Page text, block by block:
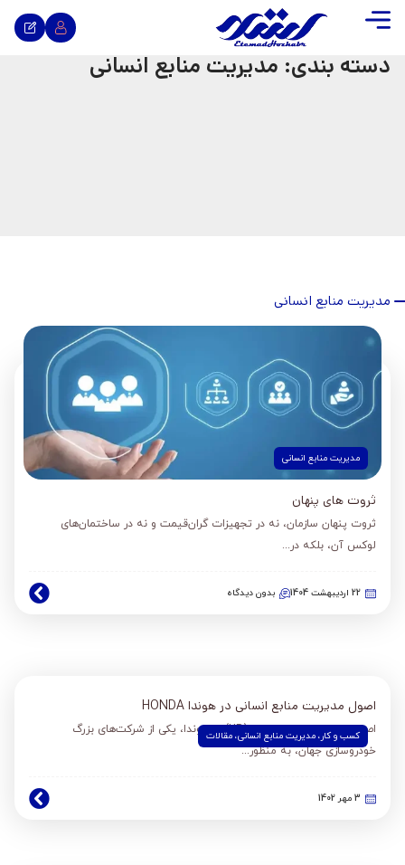
دسته بندی: مدیریت منابع انسانی
مدیریت منابع انسانی
مدیریت منابع انسانی
ثروت های پنهان
ثروت پنهان سازمان، نه در تجهیزات گران‌قیمت و نه در ساختمان‌های
لوکس آن، بلکه در...
22 اردیبهشت 1404 بدون دیدگاه
کسب و کار، مدیریت منابع انسانی، مقالات
اصول مدیریت منابع انسانی در هوندا HONDA
اصول مدیریت منابع انسانی (HR) در هوندا، یکی از شرکت‌های بزرگ
خودروسازی جهان، به منظور...
3 مهر 1402